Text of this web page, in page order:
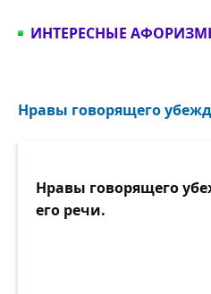
ИНТЕРЕСНЫЕ
Нравы говорящего
Нравы говорящего
его речи.